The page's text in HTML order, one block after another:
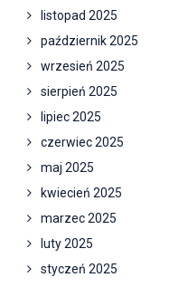
listopad 2025
październik 2025
wrzesień 2025
sierpień 2025
lipiec 2025
czerwiec 2025
maj 2025
kwiecień 2025
marzec 2025
luty 2025
styczeń 2025